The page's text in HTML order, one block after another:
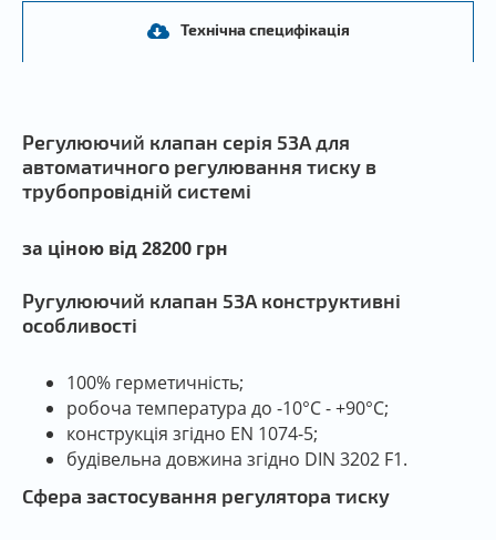
Технічна специфікація
Регулюючий клапан серія 53А для
автоматичного регулювання тиску в
трубопровідній системі
за ціною від 28200 грн
Ругулюючий клапан 53А конструктивні
особливості
100% герметичність;
робоча температура до -10°C - +90°C;
конструкція згідно EN 1074-5;
будівельна довжина згідно DIN 3202 F1.
Сфера застосування регулятора тиску